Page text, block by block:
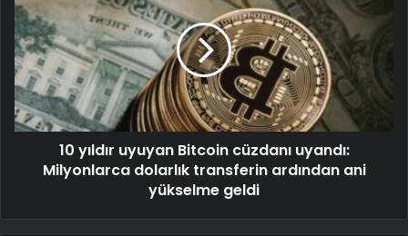
10 yıldır uyuyan Bitcoin cüzdanı uyandı:
Milyonlarca dolarlık transferin ardından ani
yükselme geldi